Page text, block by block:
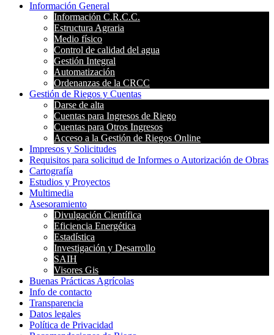
Información General
Información C.R.C.C.
Estructura Agraria
Medio físico
Control de calidad del agua
Gestión Integral
Automatización
Ordenanzas de la CRCC
Gestión de Riegos y Cuentas
Darse de alta
Cuentas para Ingresos de Riego
Cuentas para Otros Ingresos
Acceso a la Gestión de Riegos Online
Impresos y Solicitudes
Requisitos para solicitud de Informes o Autorización de Obras
Cartografía
Estudios y Proyectos
Multimedia
Asesoramiento
Divulgación Científica
Eficiencia Energética
Estadística
Investigación y Desarrollo
SAIH
Visores Gis
Buenas Prácticas Agrícolas
Info de contacto
Transparencia
Datos legales
Política de Privacidad